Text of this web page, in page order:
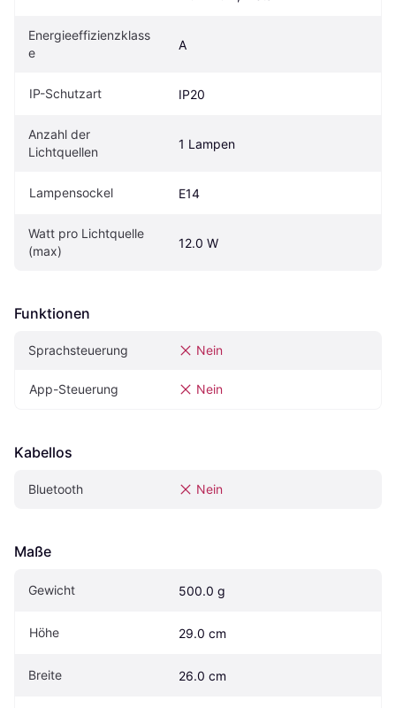
Energieeffizienzklass
e
A
IP-Schutzart IP20
Anzahl der
Lichtquellen
1 Lampen
Lampensockel E14
Watt pro Lichtquelle
(max)
12.0 W
Funktionen
Sprachsteuerung Nein
App-Steuerung Nein
Kabellos
Bluetooth Nein
Maße
Gewicht 500.0 g
Höhe 29.0 cm
Breite 26.0 cm